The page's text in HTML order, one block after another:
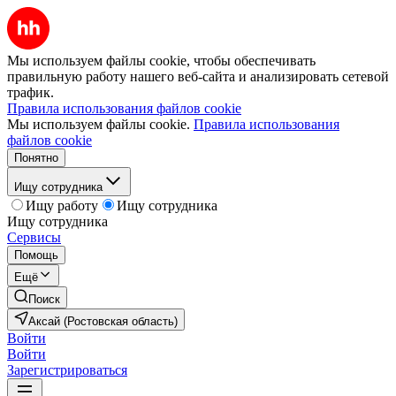
Мы используем файлы cookie, чтобы обеспечивать
правильную работу нашего веб-сайта и анализировать сетевой
трафик.
Правила использования файлов cookie
Мы используем файлы cookie. Правила использования
файлов cookie
Понятно
Ищу сотрудника
Ищу работу
Ищу сотрудника
Ищу сотрудника
Сервисы
Помощь
Ещё
Поиск
Аксай (Ростовская область)
Войти
Войти
Зарегистрироваться